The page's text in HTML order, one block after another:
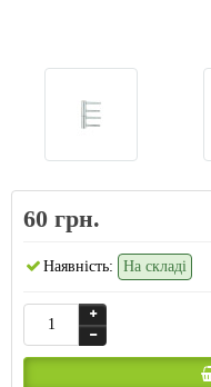
60 грн.
Наявність: На складі